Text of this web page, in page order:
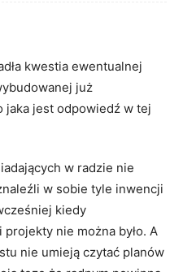
kwestia ewentualnej
już
jaka jest odpowiedź w tej
w radzie nie
w sobie tyle inwencji
kiedy
nie można było. A
nie umieją czytać planów